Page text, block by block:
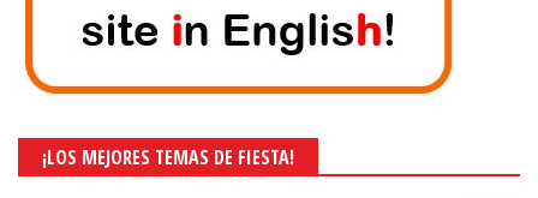
¡LOS MEJORES TEMAS DE FIESTA!